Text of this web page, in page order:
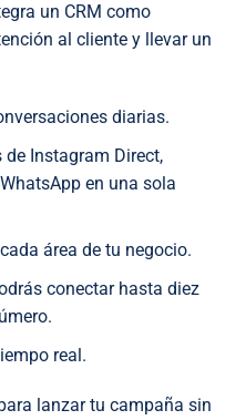
un CRM como
al cliente y llevar un
diarias.
Instagram Direct,
en una sola
área de tu negocio.
conectar hasta diez
real.
lanzar tu campaña sin